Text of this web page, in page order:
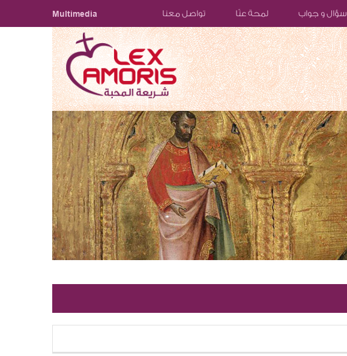
سؤال و جواب لمحة عنّا تواصل معنا Multimedia